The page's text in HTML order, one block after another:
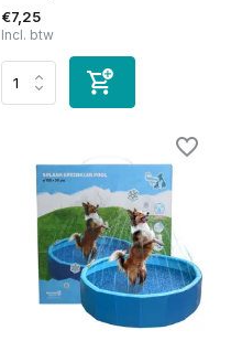
€7,25
Incl. btw